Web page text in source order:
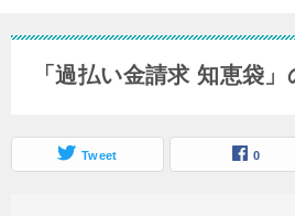
「過払い金請求 知恵袋
Tweet 0